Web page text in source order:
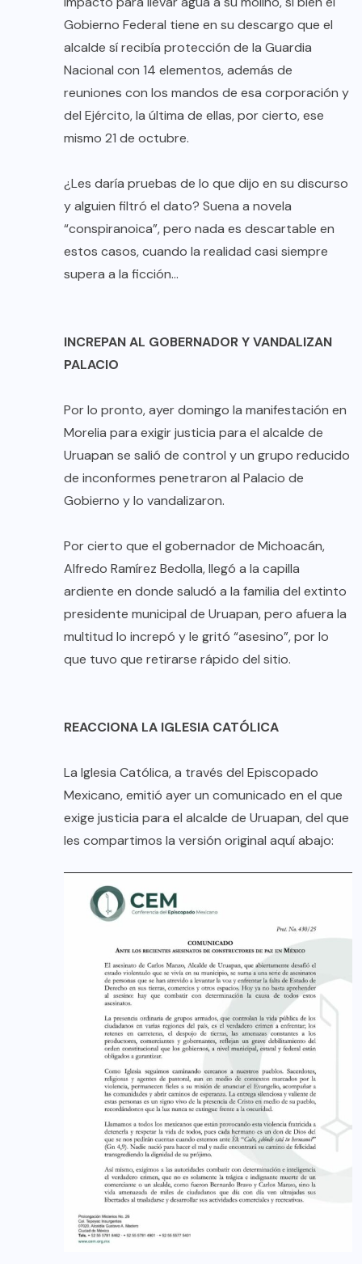
Gobierno Federal tiene en su descargo que el
alcalde sí recibía protección de la Guardia
Nacional con 14 elementos, además de
reuniones con los mandos de esa corporación y
del Ejército, la última de ellas, por cierto, ese
mismo 21 de octubre.
¿Les daría pruebas de lo que dijo en su discurso
y alguien filtró el dato? Suena a novela
“conspiranoica”, pero nada es descartable en
estos casos, cuando la realidad casi siempre
supera a la ficción…
INCREPAN AL GOBERNADOR Y VANDALIZAN
PALACIO
Por lo pronto, ayer domingo la manifestación en
Morelia para exigir justicia para el alcalde de
Uruapan se salió de control y un grupo reducido
de inconformes penetraron al Palacio de
Gobierno y lo vandalizaron.
Por cierto que el gobernador de Michoacán,
Alfredo Ramírez Bedolla, llegó a la capilla
ardiente en donde saludó a la familia del extinto
presidente municipal de Uruapan, pero afuera la
multitud lo increpó y le gritó “asesino”, por lo
que tuvo que retirarse rápido del sitio.
REACCIONA LA IGLESIA CATÓLICA
La Iglesia Católica, a través del Episcopado
Mexicano, emitió ayer un comunicado en el que
exige justicia para el alcalde de Uruapan, del que
les compartimos la versión original aquí abajo: